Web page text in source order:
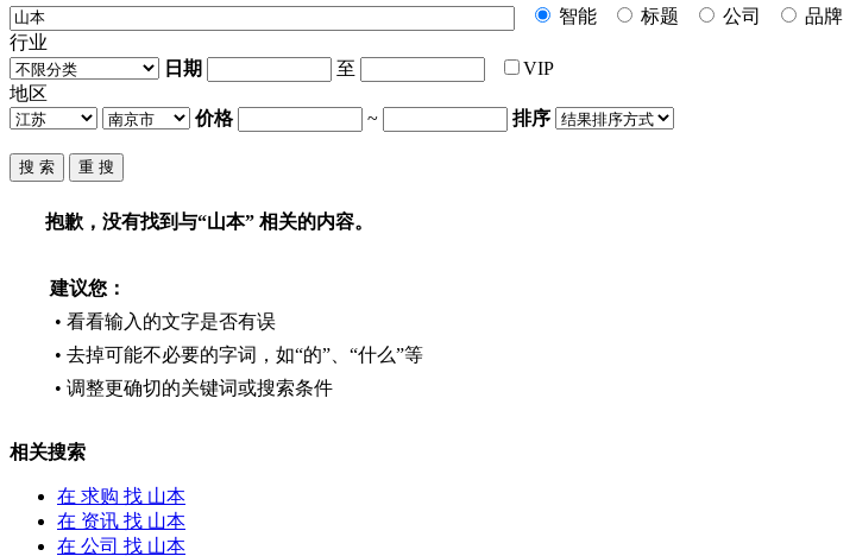
智能
标题 公司
品牌
行业
日期
至
VIP
地区
价格
~ 排序
抱歉，没有找到与“山本” 相关的内容。
建议您：
• 看看输入的文字是否有误
• 去掉可能不必要的字词，如“的”、“什么”等
• 调整更确切的关键词或搜索条件
相关搜索
在 求购 找 山本
在 资讯 找 山本
在 公司 找 山本